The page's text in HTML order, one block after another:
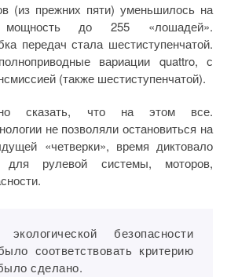
(из прежних пяти) уменьшилось на
мощность до 255 «лошадей».
передач стала шестиступенчатой.
вариации quattro, с
(также шестиступенчатой).
сказать, что на этом все.
не позволяли остановиться на
«четверки», время диктовало
для рулевой системы, моторов,
безопасности
соответствовать критерию
сделано.